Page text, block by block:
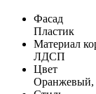
Фасад
Пластик
Материал
ЛДСП
Цвет